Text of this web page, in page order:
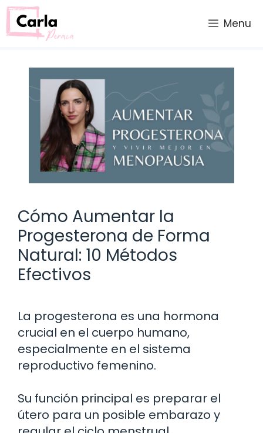
Saltar
al
contenido
Menu
Cómo Aumentar la
Progesterona de Forma
Natural: 10 Métodos
Efectivos
La progesterona es una hormona
crucial en el cuerpo humano,
especialmente en el sistema
reproductivo femenino.
Su función principal es preparar el
útero para un posible embarazo y